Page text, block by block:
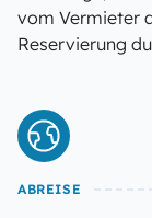
vom Vermieter
Reservierung
ABREISE